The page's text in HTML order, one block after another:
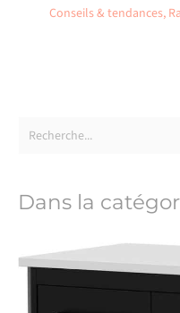
Conseils & tendances,
Dans la